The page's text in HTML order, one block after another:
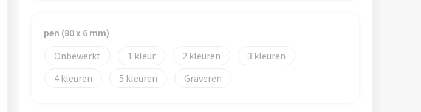
pen (80 x 6 mm)
Onbewerkt
1 2
3
4
5 Graveren